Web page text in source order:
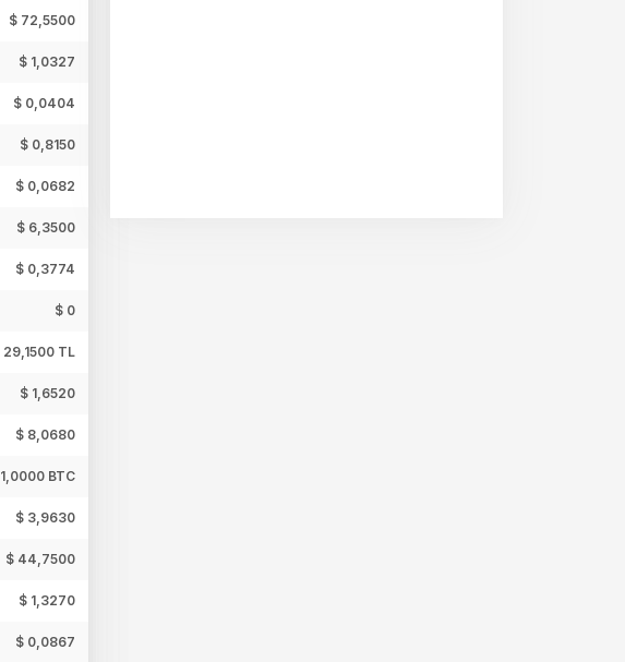
$ 72,5500
$ 1,0327
$ 0,0404
$ 0,8150
$ 0,0682
$ 6,3500
$ 0,3774
$ 0
29,1500 TL
$ 1,6520
$ 8,0680
1,0000 BTC
$ 3,9630
$ 44,7500
$ 1,3270
$ 0,0867